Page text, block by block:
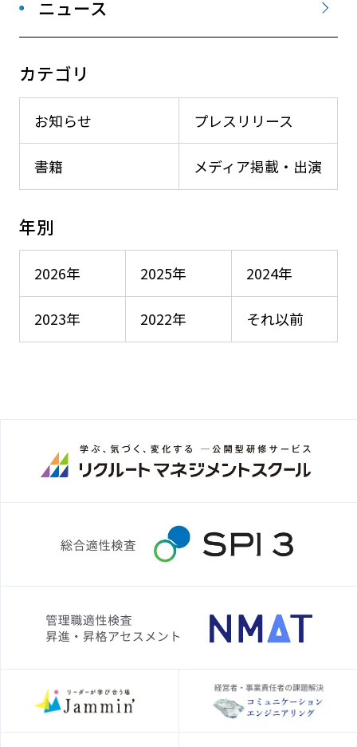
ニュース
カテゴリ
お知らせ プレスリリース
メディア掲載・出演
書籍
年別
2026年 2025年 2024年
2023年 2022年 それ以前